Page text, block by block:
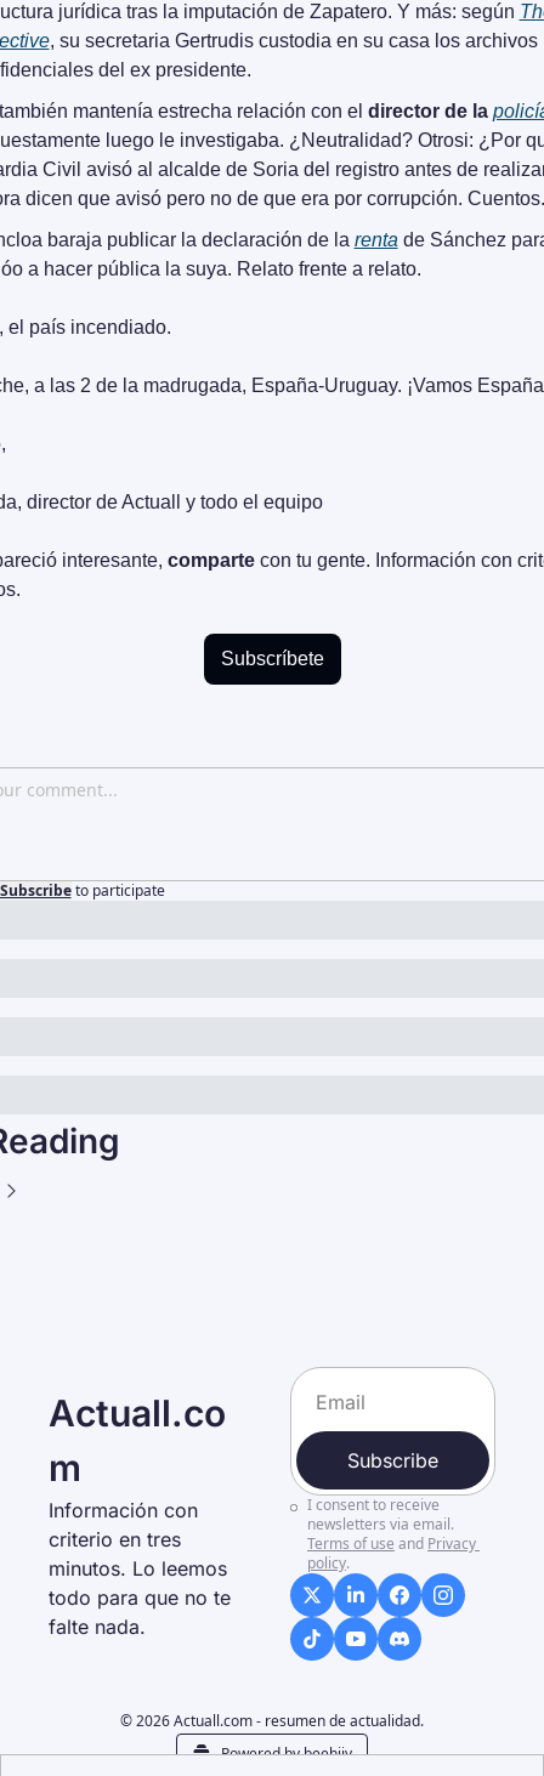
jurídica tras la imputación de Zapatero. Y más: según
, su secretaria Gertrudis custodia en su casa los archivos
del ex presidente.
mantenía estrecha relación con el director de la
luego le investigaba. ¿Neutralidad? Otrosi: ¿Por
Civil avisó al alcalde de Soria del registro antes de
dicen que avisó pero no de que era por corrupción. Cuentos.
baraja publicar la declaración de la renta de Sánchez
a hacer pública la suya. Relato frente a relato.
el país incendiado.
a las 2 de la madrugada, España-Uruguay. ¡Vamos
director de Actuall y todo el equipo
interesante, comparte con tu gente. Información con
Subscríbete
Subscribe to participate
Actuall.co
m
Información con
criterio en tres
minutos. Lo leemos
todo para que no te
falte nada.
Subscribe
I consent to receive
newsletters via email.
Terms of use and Privacy
policy.
© 2026 Actuall.com - resumen de actualidad.
Powered by beehiiv